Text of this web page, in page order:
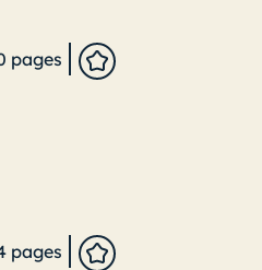
pages
pages